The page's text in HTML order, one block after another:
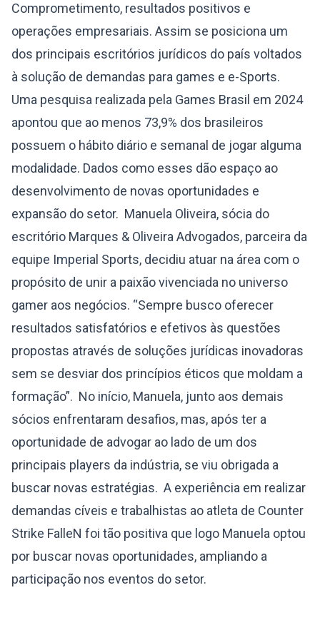
Comprometimento, resultados positivos e
operações empresariais. Assim se posiciona um
dos principais escritórios jurídicos do país voltados
à solução de demandas para games e e-Sports.
Uma pesquisa realizada pela Games Brasil em 2024
apontou que ao menos 73,9% dos brasileiros
possuem o hábito diário e semanal de jogar alguma
modalidade. Dados como esses dão espaço ao
desenvolvimento de novas oportunidades e
expansão do setor. Manuela Oliveira, sócia do
escritório Marques & Oliveira Advogados, parceira da
equipe Imperial Sports, decidiu atuar na área com o
propósito de unir a paixão vivenciada no universo
gamer aos negócios. “Sempre busco oferecer
resultados satisfatórios e efetivos às questões
propostas através de soluções jurídicas inovadoras
sem se desviar dos princípios éticos que moldam a
formação”. No início, Manuela, junto aos demais
sócios enfrentaram desafios, mas, após ter a
oportunidade de advogar ao lado de um dos
principais players da indústria, se viu obrigada a
buscar novas estratégias. A experiência em realizar
demandas cíveis e trabalhistas ao atleta de Counter
Strike FalleN foi tão positiva que logo Manuela optou
por buscar novas oportunidades, ampliando a
participação nos eventos do setor.